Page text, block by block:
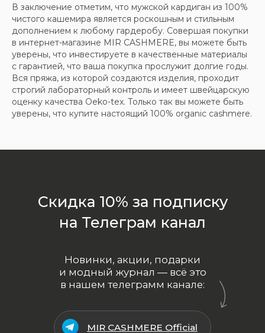
В заключение отметим, что мужской кардиган из 100%
чистого кашемира является роскошным и стильным
дополнением к любому гардеробу. Совершая покупки
в интернет-магазине MIR CASHMERE, вы можете быть
уверены, что инвестируете в качественные материалы
с гарантией, что ваша покупка прослужит долгие годы.
Вся пряжа, из которой создаются изделия, проходит
строгий лабораторный контроль и имеет швейцарскую
оценку качества Oeko-tex. Только так вы можете быть
уверены, что купите настоящий 100% organic cashmere.